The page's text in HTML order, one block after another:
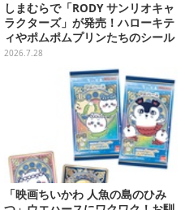
しまむらで「RODY サンリオキャ
ラクターズ」が発売！ハローキテ
ィやポムポムプリンたちのシール
帳、色が変わるタンブラーなど雑
2026.7.28
「映画ちいかわ 人魚の島のひみ